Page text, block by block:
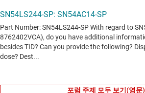
포럼 주제 모두 보기(영문)